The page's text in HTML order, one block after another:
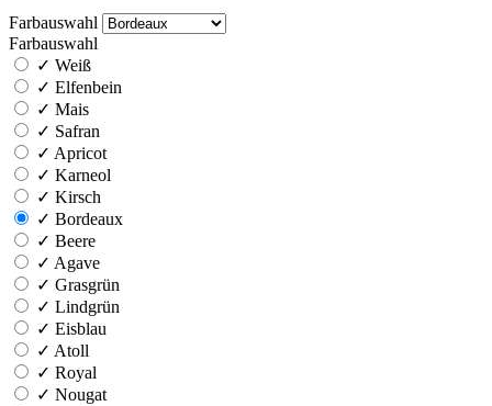
Farbauswahl
Farbauswahl
✓ Weiß
✓ Elfenbein
✓ Mais
✓ Safran
✓ Apricot
✓ Karneol
✓ Kirsch
✓ Bordeaux
✓ Beere
✓ Agave
✓ Grasgrün
✓ Lindgrün
✓ Eisblau
✓ Atoll
✓ Royal
✓ Nougat